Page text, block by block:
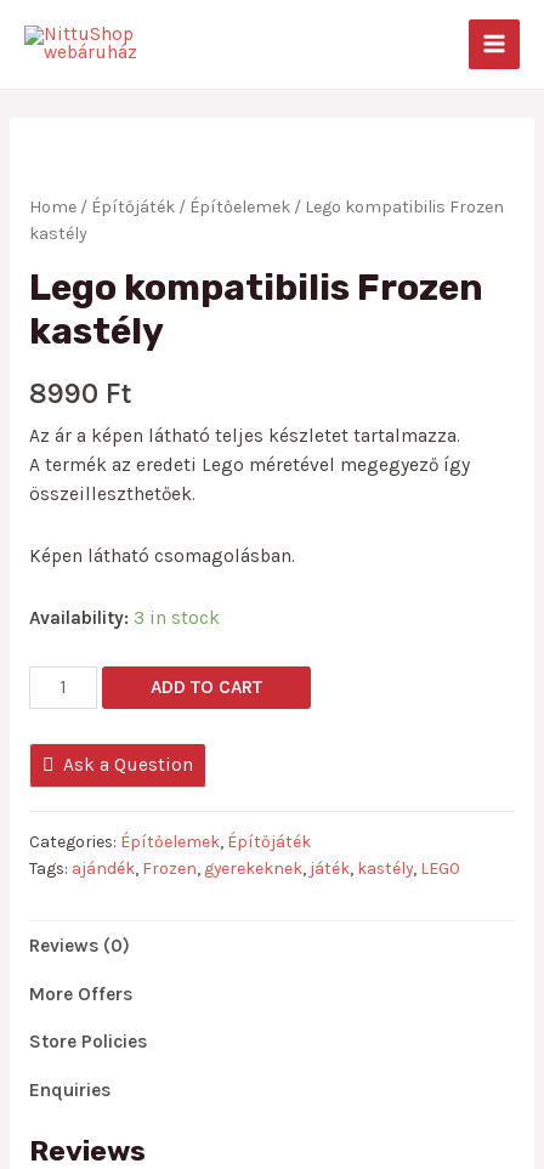
MAIN
Home/ Építőjáték/ Építőelemek/ Lego kompatibilis Frozen
kastély
Lego kompatibilis Frozen
kastély
8990 Ft
Az ár a képen látható teljes készletet tartalmazza.
A termék az eredeti Lego méretével megegyező így
összeilleszthetőek.
Képen látható csomagolásban.
Availability: 3 in stock
Lego
kompatibilis
kastély
ADD TO CART
Ask a Question
Categories: Építőelemek, Építőjáték
Tags: ajándék, Frozen, gyerekeknek, játék, kastély, LEGO
Reviews (0)
More Offers
Store Policies
Enquiries
Reviews